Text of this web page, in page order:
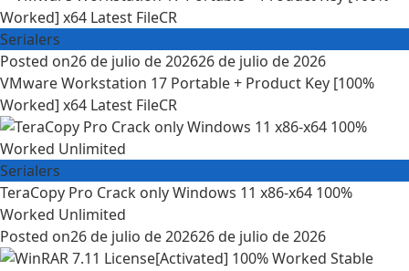
Serialers
Posted on26 de julio de 202626 de julio de 2026
VMware Workstation 17 Portable + Product Key [100%
Worked] x64 Latest FileCR
Serialers
TeraCopy Pro Crack only Windows 11 x86-x64 100%
Worked Unlimited
Posted on26 de julio de 202626 de julio de 2026